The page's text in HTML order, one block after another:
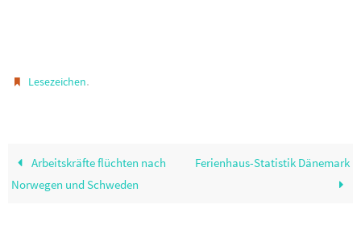
Lesezeichen.
Arbeitskräfte flüchten nach
Norwegen und Schweden
Ferienhaus-Statistik Dänemark